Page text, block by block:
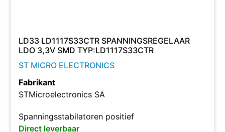
LD33 LD1117S33CTR SPANNINGSREGELAAR
LDO 3,3V SMD TYP:LD1117S33CTR
ST MICRO ELECTRONICS
Fabrikant
STMicroelectronics SA
Spanningsstabilatoren positief
Direct leverbaar